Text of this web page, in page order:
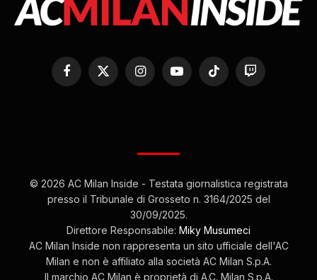
Facebook
X
InstagramYouTubeTikTok Twitch
© 2026 AC Milan Inside - Testata giornalistica registrata
presso il Tribunale di Grosseto n. 3164/2025 del
30/09/2025.
Direttore Responsabile: Miky Musumeci
AC Milan Inside non rappresenta un sito ufficiale dell'AC
Milan e non è affiliato alla società AC Milan S.p.A.
Il marchio AC Milan è proprietà di A.C. Milan S.p.A.